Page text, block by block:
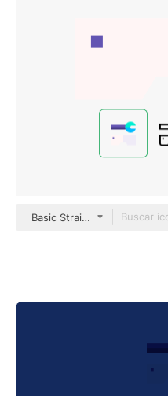
Basic Straight Flat